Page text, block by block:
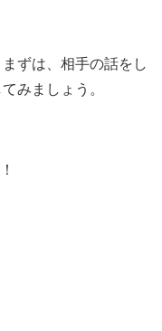
ずは、相手の話をし
みましょう。